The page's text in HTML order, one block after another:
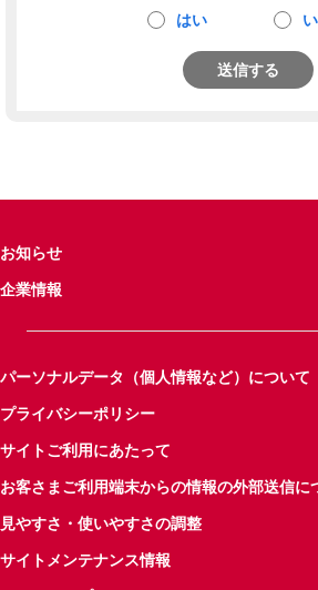
はい
送信する
お知らせ
企業情報
パーソナルデータ（個人情報など）について
プライバシーポリシー
サイトご利用にあたって
お客さまご利用端末からの情報の外部送信に
見やすさ・使いやすさの調整
サイトメンテナンス情報